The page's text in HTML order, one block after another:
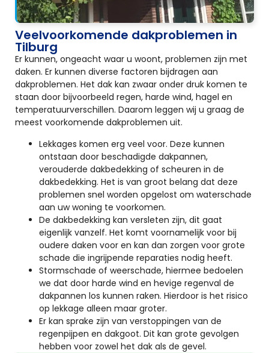
Veelvoorkomende dakproblemen in
Tilburg
Er kunnen, ongeacht waar u woont, problemen zijn met
daken. Er kunnen diverse factoren bijdragen aan
dakproblemen. Het dak kan zwaar onder druk komen te
staan door bijvoorbeeld regen, harde wind, hagel en
temperatuurverschillen. Daarom leggen wij u graag de
meest voorkomende dakproblemen uit.
Lekkages komen erg veel voor. Deze kunnen
ontstaan door beschadigde dakpannen,
verouderde dakbedekking of scheuren in de
dakbedekking. Het is van groot belang dat deze
problemen snel worden opgelost om waterschade
aan uw woning te voorkomen.
De dakbedekking kan versleten zijn, dit gaat
eigenlijk vanzelf. Het komt voornamelijk voor bij
oudere daken voor en kan dan zorgen voor grote
schade die ingrijpende reparaties nodig heeft.
Stormschade of weerschade, hiermee bedoelen
we dat door harde wind en hevige regenval de
dakpannen los kunnen raken. Hierdoor is het risico
op lekkage alleen maar groter.
Er kan sprake zijn van verstoppingen van de
regenpijpen en dakgoot. Dit kan grote gevolgen
hebben voor zowel het dak als de gevel.